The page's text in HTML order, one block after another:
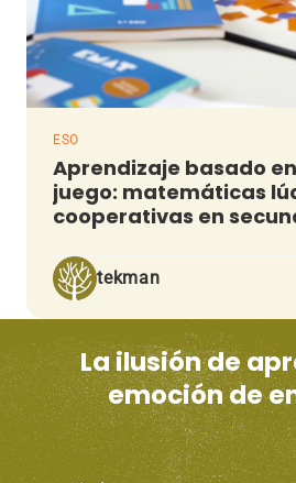
ESO
Aprendizaje basado
juego: matemáticas
cooperativas en
tekman
La ilusión de
emoción de